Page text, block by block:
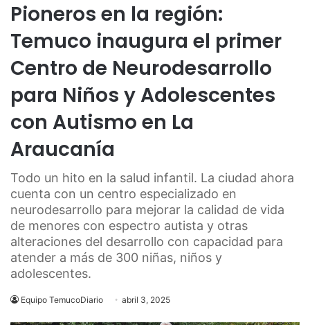
Pioneros en la región:
Temuco inaugura el primer
Centro de Neurodesarrollo
para Niños y Adolescentes
con Autismo en La
Araucanía
Todo un hito en la salud infantil. La ciudad ahora
cuenta con un centro especializado en
neurodesarrollo para mejorar la calidad de vida
de menores con espectro autista y otras
alteraciones del desarrollo con capacidad para
atender a más de 300 niñas, niños y
adolescentes.
Equipo TemucoDiario abril 3, 2025